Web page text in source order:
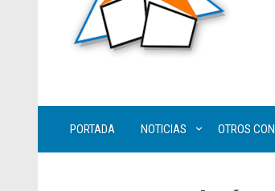
PORTADA NOTICIAS OTROS